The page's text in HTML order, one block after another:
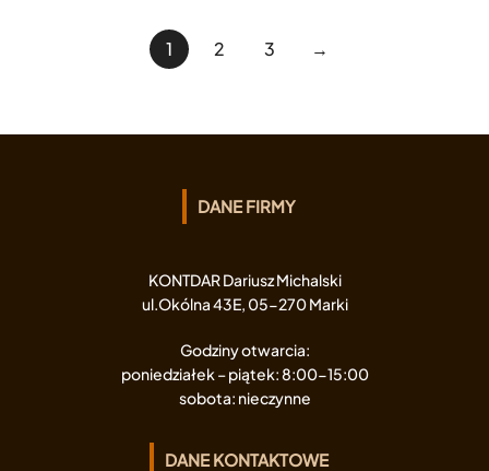
1 2 3 →
DANE FIRMY
KONTDAR Dariusz Michalski
ul.Okólna 43E, 05-270 Marki
Godziny otwarcia:
poniedziałek – piątek: 8:00-15:00
sobota: nieczynne
DANE KONTAKTOWE